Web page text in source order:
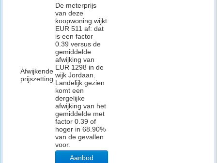
Afwijkende
prijszetting
De meterprijs
van deze
koopwoning wijkt
EUR 511 af: dat
is een factor
0.39 versus de
gemiddelde
afwijking van
EUR 1298 in de
wijk Jordaan.
Landelijk gezien
komt een
dergelijke
afwijking van het
gemiddelde met
factor 0.39 of
hoger in 68.90%
van de gevallen
voor.
Aanbod